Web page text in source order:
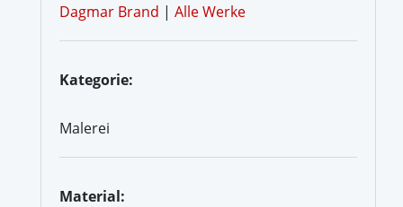
Dagmar Brand | Alle Werke
Kategorie:
Malerei
Material: